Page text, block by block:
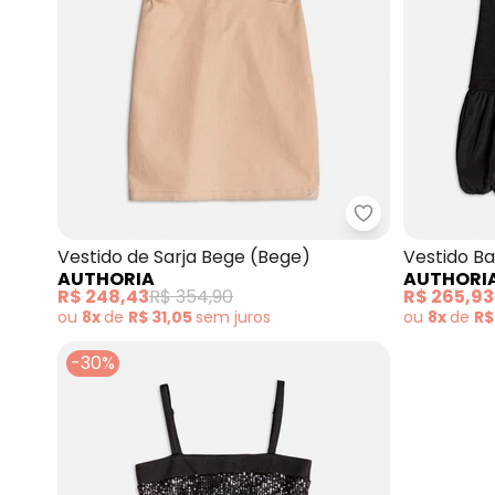
Authoria -
Vestido de Sarja Bege (Bege)
AUTHORIA
R$ 248,43R$ 354,90
ou 8xde R$ 31,05sem juros
Vestido
Pedraria
R$ 265,93
ou 8xde
-30%